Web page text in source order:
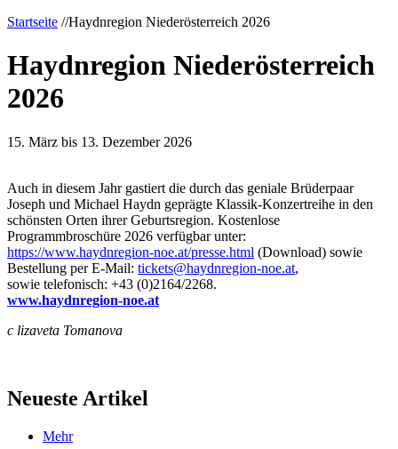
Startseite //Haydnregion Niederösterreich 2026
Haydnregion Niederösterreich
2026
15. März bis 13. Dezember 2026
Auch in diesem Jahr gastiert die durch das geniale Brüderpaar
Joseph und Michael Haydn geprägte Klassik-Konzertreihe in den
schönsten Orten ihrer Geburtsregion. Kostenlose
Programmbroschüre 2026 verfügbar unter:
https://www.haydnregion-noe.at/presse.html (Download) sowie
Bestellung per E-Mail: tickets@haydnregion-noe.at,
sowie telefonisch: +43 (0)2164/2268.
www.haydnregion-noe.at
c lizaveta Tomanova
Neueste Artikel
Mehr